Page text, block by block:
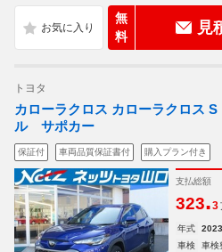
無
料
見
トヨタ
カローラクロス カローラクロス
ル サポカー
保証付 車両品質保証書付 購入プラン付き
支払総額
323.3
年式
車検
車検